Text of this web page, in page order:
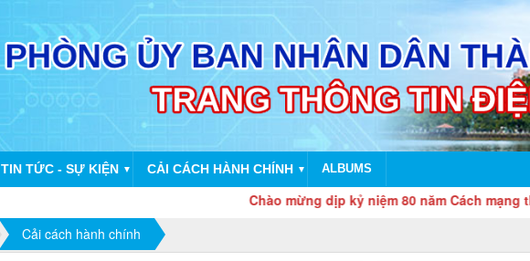
TIN TỨC - SỰ KIỆN ▼ CẢI CÁCH HÀNH CHÍNH ▼ ALBUMS
Chào mừng dịp kỷ niệm 80 năm Cách mạng tháng
Cải cách hành chính